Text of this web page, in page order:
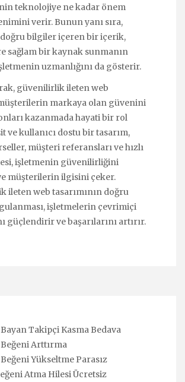
teknolojiye ne kadar önem
verir. Bunun yanı sıra,
bilgiler içeren bir içerik,
sağlam bir kaynak sunmanın
uzmanlığını da gösterir.
güvenilirlik ileten web
markaya olan güvenini
kazanmada hayati bir rol
ve kullanıcı dostu bir tasarım,
müşteri referansları ve hızlı
işletmenin güvenilirliğini
müşterilerin ilgisini çeker.
ileten web tasarımının doğru
işletmelerin çevrimiçi
güçlendirir ve başarılarını artırır.
Takipçi Kasma Bedava
Arttırma
Yükseltme Parasız
Atma Hilesi Ücretsiz